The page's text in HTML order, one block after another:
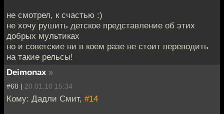
не смотрел, к счастью :)
не хочу рушить детское представление об этих
добрых мультиках
но и советские ни в коем разе не стоит переводить
на такие рельсы!
Deimonax »
#68 | 20.01.10 15:34
Кому: Дадли Смит, #14